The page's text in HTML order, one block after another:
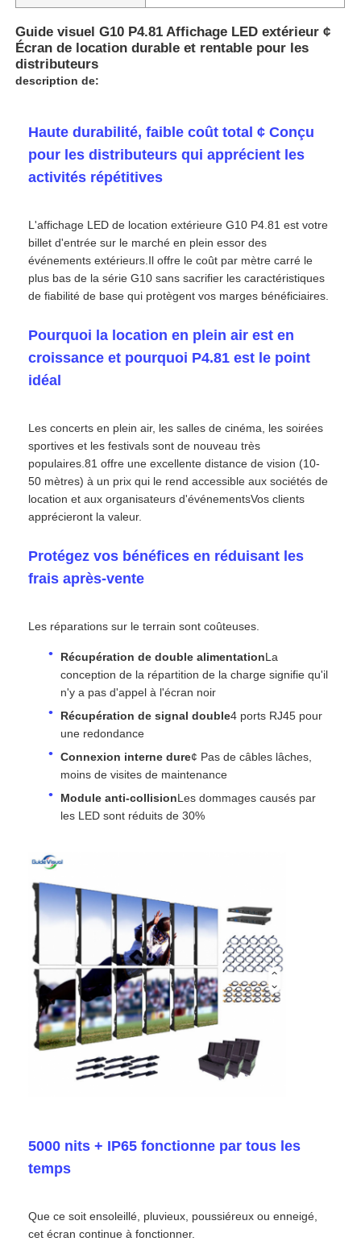
Accueil
Produits
Spectacle de réalité virtuelle
À propos de nous
Visite de l'usine
Contrôle de qualité
Cas
Demander un devis
Affichage de mur vidéo LED
écran d'affichage LED
Location d'écrans à LED
Guide visuel G10 P4.81 Affichage LED extérieur ¢
Écran de location durable et rentable pour les
distributeurs
description de:
Haute durabilité, faible coût total ¢ Conçu
pour les distributeurs qui apprécient les
activités répétitives
L'affichage LED de location extérieure G10 P4.81 est votre
billet d'entrée sur le marché en plein essor des
événements extérieurs.Il offre le coût par mètre carré le
plus bas de la série G10 sans sacrifier les caractéristiques
de fiabilité de base qui protègent vos marges bénéficiaires.
Pourquoi la location en plein air est en
croissance et pourquoi P4.81 est le point
idéal
Les concerts en plein air, les salles de cinéma, les soirées
sportives et les festivals sont de nouveau très
populaires.81 offre une excellente distance de vision (10-
50 mètres) à un prix qui le rend accessible aux sociétés de
location et aux organisateurs d'événementsVos clients
apprécieront la valeur.
Protégez vos bénéfices en réduisant les
frais après-vente
Les réparations sur le terrain sont coûteuses.
Récupération de double alimentationLa
conception de la répartition de la charge signifie qu'il
n'y a pas d'appel à l'écran noir
Récupération de signal double4 ports RJ45 pour
une redondance
Connexion interne dure¢ Pas de câbles lâches,
moins de visites de maintenance
Module anti-collisionLes dommages causés par
les LED sont réduits de 30%
5000 nits + IP65 fonctionne par tous les
temps
Que ce soit ensoleillé, pluvieux, poussiéreux ou enneigé,
cet écran continue à fonctionner.